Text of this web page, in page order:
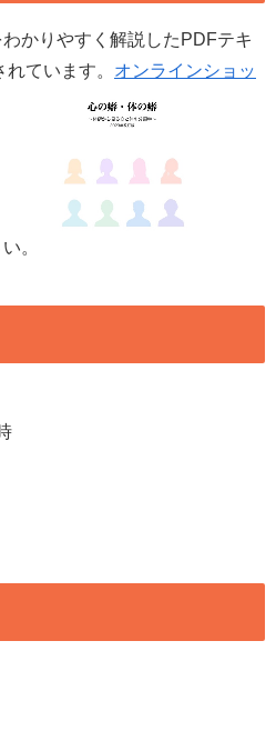
かりやすく解説したPDFテキ
ています。 オンラインショッ
。